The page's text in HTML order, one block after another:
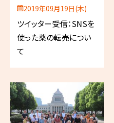
2019年09月19日(木)
ツイッター受信：SNSを
使った薬の転売につい
て